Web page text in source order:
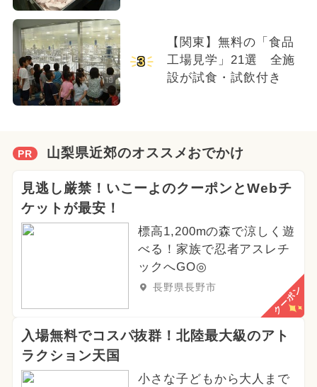
3
【関東】無料の「食品
工場見学」21選 全施
設が試食・試飲付き
PR 山梨県近郊のオススメおでかけ
見逃し厳禁！いこーよのクーポンとWebチ
ケットが最安！
標高1,200mの森で涼しく遊
べる！家族で忍者アスレチ
ックへGO◎
長野県長野市 クーポン
入場無料でコスパ抜群！北陸最大級のアト
ラクション天国
小さな子どもから大人まで